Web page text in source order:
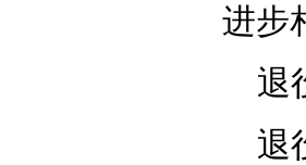
进步
退
退